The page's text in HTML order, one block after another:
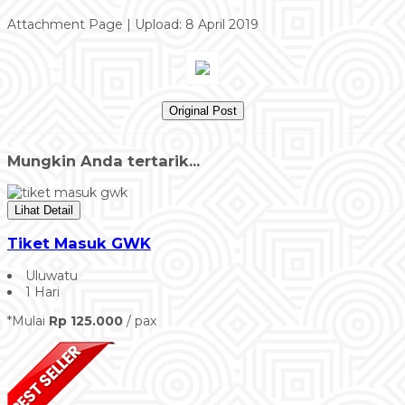
Attachment Page | Upload: 8 April 2019
Original Post
Mungkin Anda tertarik...
Lihat Detail
Tiket Masuk GWK
Uluwatu
1 Hari
*Mulai Rp 125.000 / pax